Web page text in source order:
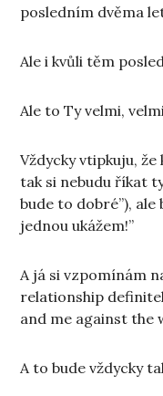
posledním dvěma
Ale i kvůli těm
Ale to Ty velmi,
Vždycky vtipkuju,
tak si nebudu říkat
bude to dobré”), ale
jednou ukážem!”
A já si vzpomínám
relationship
and me against the
A to bude vždycky